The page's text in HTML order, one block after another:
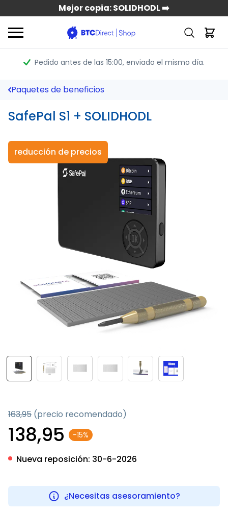
Mejor copia: SOLIDHODL ➡️
Pedido antes de las 15:00, enviado el mismo día.
Paquetes de beneficios
SafePal S1 + SOLIDHODL
reducción de precios
163,95 (precio recomendado)
138,95 -15%
Nueva reposición: 30-6-2026
¿Necesitas asesoramiento?